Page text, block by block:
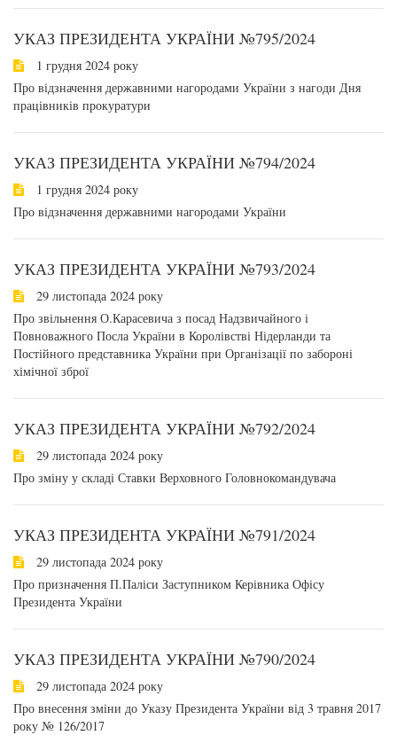
УКАЗ ПРЕЗИДЕНТА УКРАЇНИ №795/2024
1 грудня 2024 року
Про відзначення державними нагородами України з нагоди Дня
працівників прокуратури
УКАЗ ПРЕЗИДЕНТА УКРАЇНИ №794/2024
1 грудня 2024 року
Про відзначення державними нагородами України
УКАЗ ПРЕЗИДЕНТА УКРАЇНИ №793/2024
29 листопада 2024 року
Про звільнення О.Карасевича з посад Надзвичайного і
Повноважного Посла України в Королівстві Нідерланди та
Постійного представника України при Організації по забороні
хімічної зброї
УКАЗ ПРЕЗИДЕНТА УКРАЇНИ №792/2024
29 листопада 2024 року
Про зміну у складі Ставки Верховного Головнокомандувача
УКАЗ ПРЕЗИДЕНТА УКРАЇНИ №791/2024
29 листопада 2024 року
Про призначення П.Паліси Заступником Керівника Офісу
Президента України
УКАЗ ПРЕЗИДЕНТА УКРАЇНИ №790/2024
29 листопада 2024 року
Про внесення зміни до Указу Президента України від 3 травня 2017
року № 126/2017